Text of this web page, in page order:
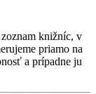
knižníc, v
priamo na
a prípadne ju